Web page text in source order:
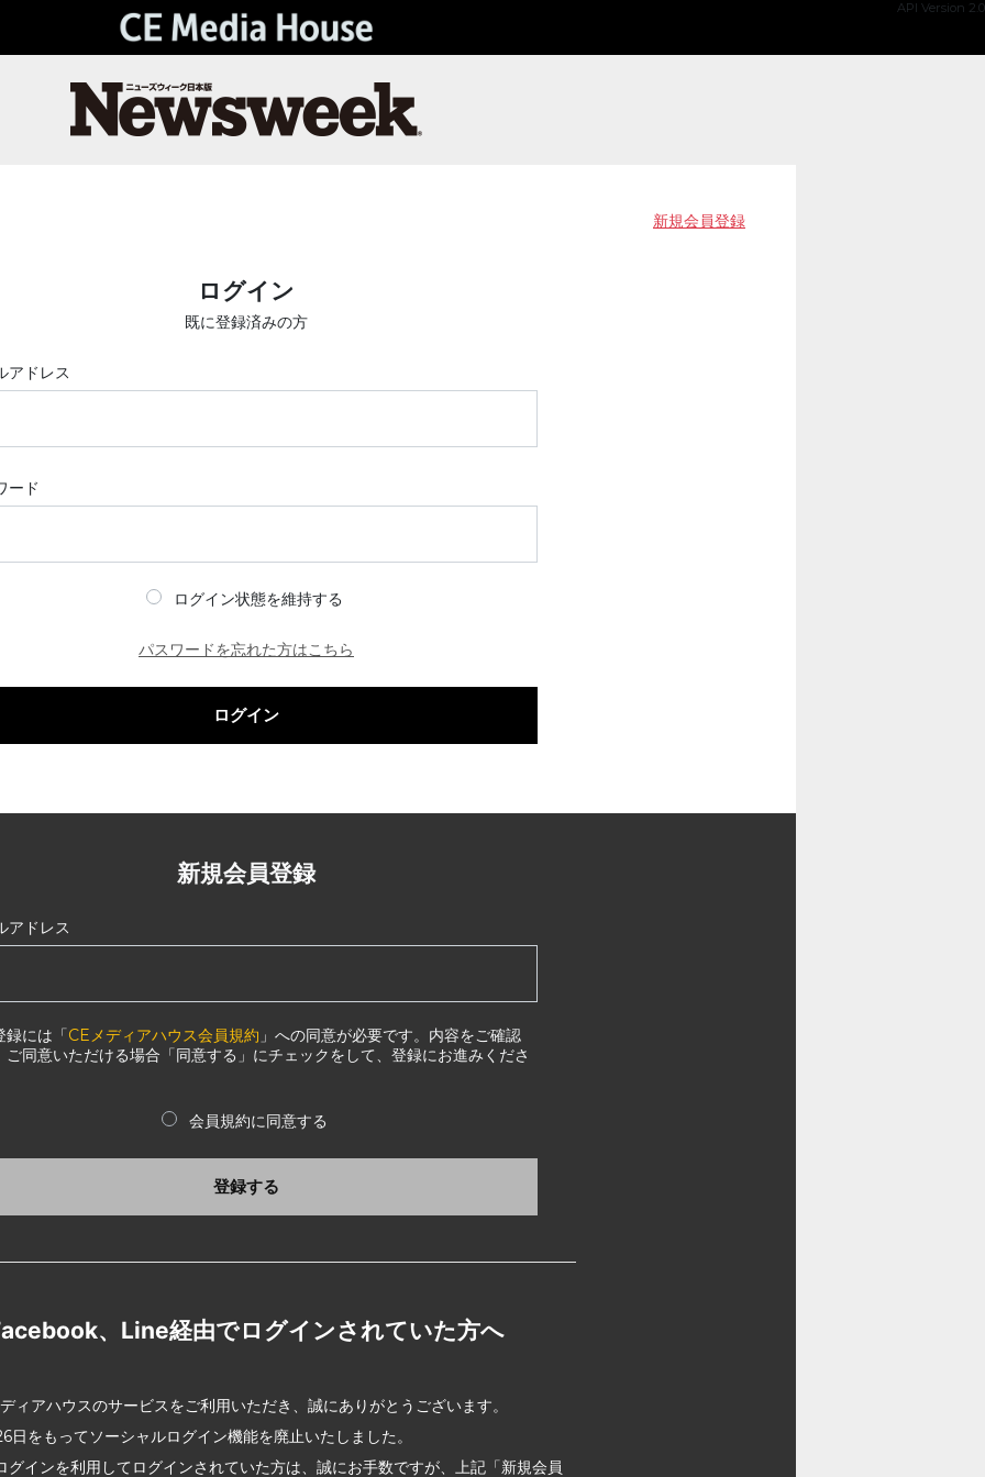
API Version 2.0
新規会員登録
ログイン
既に登録済みの方
アドレス
ード
ログイン状態を維持する
パスワードを忘れた方はこちら
ログイン
新規会員登録
アドレス
録には「CEメディアハウス会員規約 」への同意が必要です。内容をご確認
ご同意いただける場合「同意する」にチェックをして、登録にお進みくださ
会員規約に同意する
登録する
、Line経由でログインされていた方へ
ィアハウスのサービスをご利用いただき、誠にありがとうございます。
日をもってソーシャルログイン機能を廃止いたしました。
グインを利用してログインされていた方は、誠にお手数ですが、上記「新規会員